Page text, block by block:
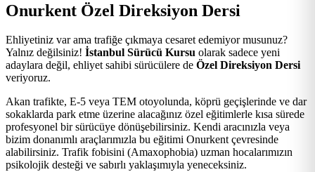
Onurkent Özel Direksiyon Dersi
Ehliyetiniz var ama trafiğe çıkmaya cesaret edemiyor musunuz?
Yalnız değilsiniz! İstanbul Sürücü Kursu olarak sadece yeni
adaylara değil, ehliyet sahibi sürücülere de Özel Direksiyon Dersi
veriyoruz.
Akan trafikte, E-5 veya TEM otoyolunda, köprü geçişlerinde ve dar
sokaklarda park etme üzerine alacağınız özel eğitimlerle kısa sürede
profesyonel bir sürücüye dönüşebilirsiniz. Kendi aracınızla veya
bizim donanımlı araçlarımızla bu eğitimi Onurkent çevresinde
alabilirsiniz. Trafik fobisini (Amaxophobia) uzman hocalarımızın
psikolojik desteği ve sabırlı yaklaşımıyla yeneceksiniz.